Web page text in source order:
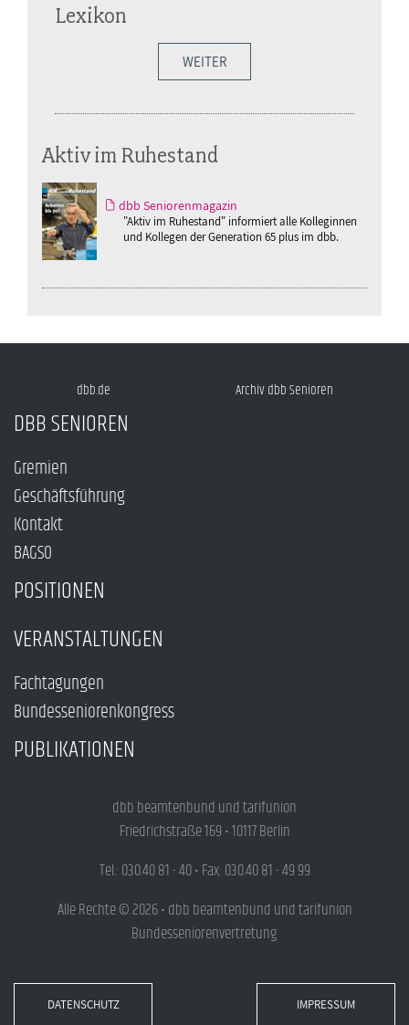
Lexikon
WEITER
Aktiv im Ruhestand
dbb Seniorenmagazin
"Aktiv im Ruhestand" informiert alle Kolleginnen
und Kollegen der Generation 65 plus im dbb.
dbb.de Archiv dbb Senioren
DBB SENIOREN
Gremien
Geschäftsführung
Kontakt
BAGSO
POSITIONEN
VERANSTALTUNGEN
Fachtagungen
Bundesseniorenkongress
PUBLIKATIONEN
dbb beamtenbund und tarifunion
Friedrichstraße 169 • 10117 Berlin
Tel.: 030.40 81 - 40 • Fax: 030.40 81 - 49 99
Alle Rechte © 2026 • dbb beamtenbund und tarifunion
Bundesseniorenvertretung
DATENSCHUTZ IMPRESSUM